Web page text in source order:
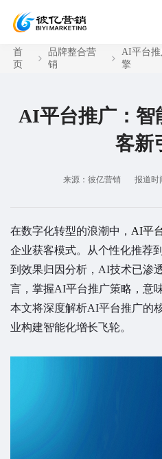
首
页
品牌整合营
销
AI平台推
擎
AI平台推广：智
客新
来源：彼亿营销 报道时
在数字化转型的浪潮中， AI平
企业获客模式。从个性化推荐
到效果归因分析，AI技术已渗
言，掌握AI平台推广策略，意
本文将深度解析AI平台推广的
业构建智能化增长飞轮。